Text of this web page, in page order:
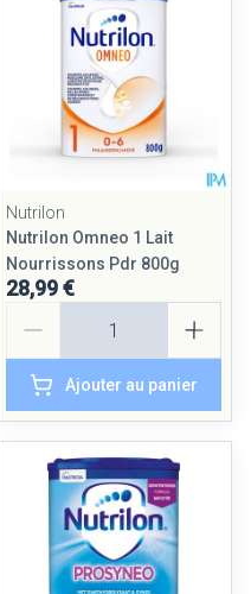
Nutrilon
Nutrilon Omneo 1 Lait
Nourrissons Pdr 800g
28,99 €
Ajouter au panier